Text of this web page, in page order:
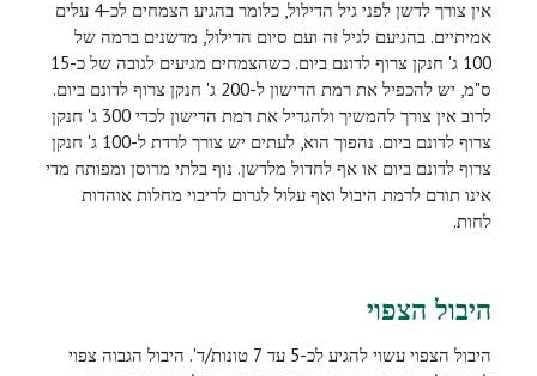
אין צורך לדשן לפני גיל הדילול, כלומר בהגיע הצמחים לכ-4 עלים
אמיתיים. בהגיעם לגיל זה ועם סיום הדילול, מדשנים ברמה של
100 ג' חנקן צרוף לדונם ביום. כשהצמחים מגיעים לגובה של כ-15
ס"מ, יש להכפיל את רמת הדישון ל-200 ג' חנקן צרוף לדונם ביום.
לרוב אין צורך להמשיך ולהגדיל את רמת הדישון לכדי 300 ג' חנקן
צרוף לדונם ביום. נהפוך הוא, לעתים יש צורך לרדת ל-100 ג' חנקן
צרוף לדונם ביום או אף לחדול מלדשן. נוף בלתי מרוסן ומפותח מדי
אינו תורם לרמת היבול ואף עלול לגרום לריבוי מחלות אוהדות
לחות.
היבול הצפוי
היבול הצפוי עשוי להגיע לכ-5 עד 7 טונות/ד'. היבול הגבוה צפוי